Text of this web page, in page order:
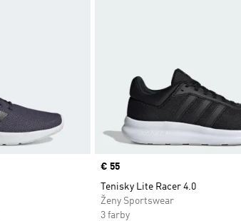
Price
€ 55
Tenisky Lite Racer 4.0
Ženy Sportswear
3 farby